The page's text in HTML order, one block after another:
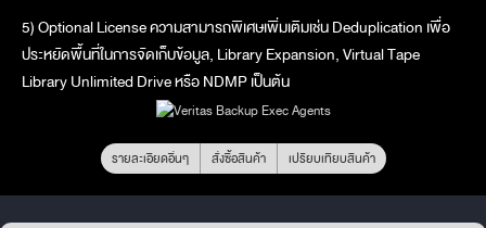
5) Optional License ความสามารถพิเศษเพิ่มเติมเช่น Deduplication เพื่อ
ประหยัดพื้นที่ในการจัดเก็บข้อมูล, Library Expansion, Virtual Tape
Library Unlimited Drive หรือ NDMP เป็นต้น
รายละเอียดอื่นๆ สั่งซื้อสินค้า เปรียบเทียบสินค้า